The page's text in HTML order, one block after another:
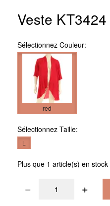
Veste KT3424
Sélectionnez Couleur:
red
Sélectionnez Taille:
L
Plus que 1 article(s) en stock